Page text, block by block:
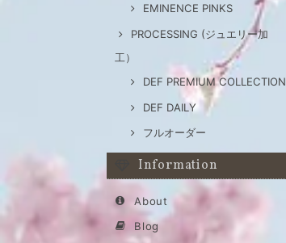
EMINENCE PINKS
PROCESSING (ジュエリー加
工）
DEF PREMIUM COLLECTION
DEF DAILY
フルオーダー
Information
About
Blog